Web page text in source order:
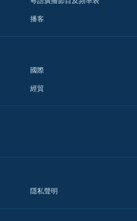
播客
國際
經貿
隱私聲明